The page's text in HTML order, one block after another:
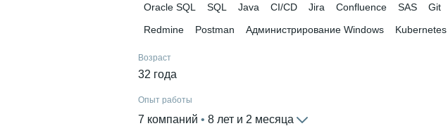
Oracle SQL
SQL Java CI/CD Jira Confluence SAS Git
Redmine
Postman Администрирование Windows Kubernetes
Возраст
32 года
Опыт работы
7 компаний 8 лет и 2 месяца